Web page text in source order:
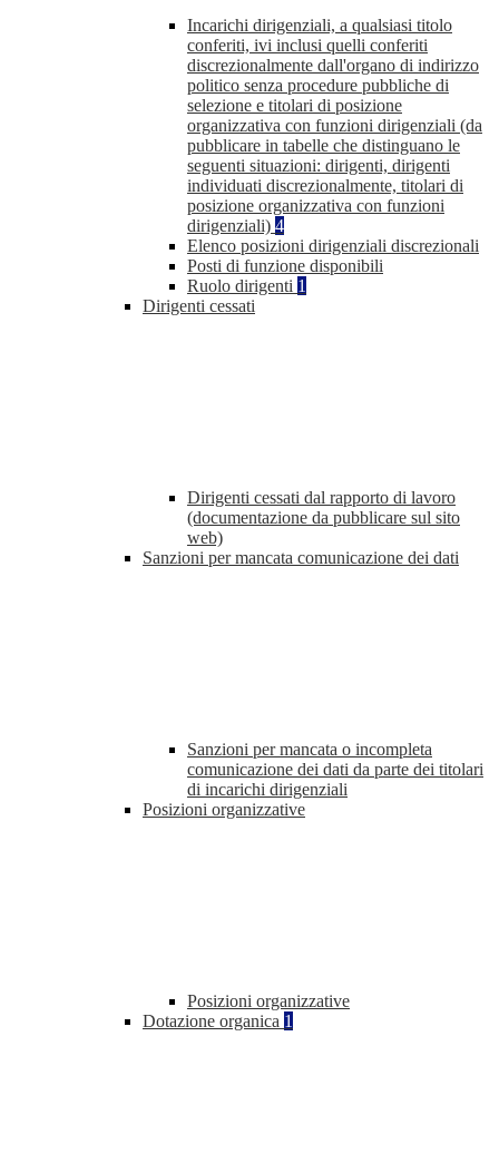
Incarichi dirigenziali, a qualsiasi titolo
conferiti, ivi inclusi quelli conferiti
discrezionalmente dall'organo di indirizzo
politico senza procedure pubbliche di
selezione e titolari di posizione
organizzativa con funzioni dirigenziali (da
pubblicare in tabelle che distinguano le
seguenti situazioni: dirigenti, dirigenti
individuati discrezionalmente, titolari di
posizione organizzativa con funzioni
dirigenziali) 4
Elenco posizioni dirigenziali discrezionali
Posti di funzione disponibili
Ruolo dirigenti 1
Dirigenti cessati
Dirigenti cessati dal rapporto di lavoro
(documentazione da pubblicare sul sito
web)
Sanzioni per mancata comunicazione dei dati
Sanzioni per mancata o incompleta
comunicazione dei dati da parte dei titolari
di incarichi dirigenziali
Posizioni organizzative
Posizioni organizzative
Dotazione organica 1